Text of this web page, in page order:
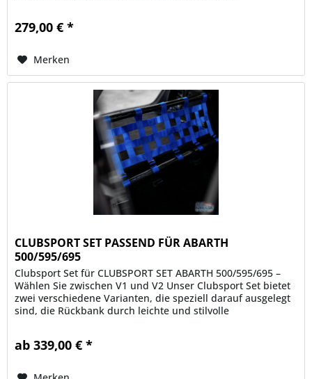
279,00 € *
Merken
CLUBSPORT SET PASSEND FÜR ABARTH
500/595/695
Clubsport Set für CLUBSPORT SET ABARTH 500/595/695 –
Wählen Sie zwischen V1 und V2 Unser Clubsport Set bietet
zwei verschiedene Varianten, die speziell darauf ausgelegt
sind, die Rückbank durch leichte und stilvolle
ab 339,00 € *